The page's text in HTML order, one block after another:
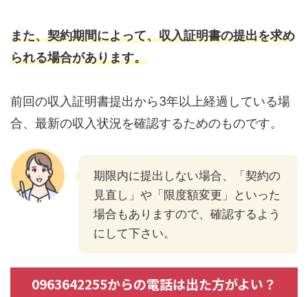
また、契約期間によって、収入証明書の提出を求め
られる場合があります。
前回の収入証明書提出から3年以上経過している場
合、最新の収入状況を確認するためのものです。
期限内に提出しない場合、「契約の
見直し」や「限度額変更」といった
場合もありますので、確認するよう
にして下さい。
0963642255からの電話は出た方がよい？